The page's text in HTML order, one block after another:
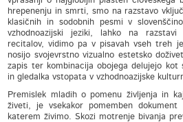
hrepenenju in smrti, smo na razstavo
klasičnih in sodobnih pesmi v
vzhodnoazijski jeziki, lahko na razstavi
recitalov, vidimo pa v pisavah vseh treh
nosijo svojevrstno vizualno estetsko
zapis ter kombinacija obojega delujejo kot
in gledalka vstopata v vzhodnoazijske
Premislek mladih o pomenu življenja in
živeti, je vsekakor pomemben
katerem živimo. Skozi motrenje bivanja